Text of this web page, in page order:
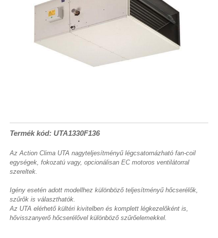
Termék kód: UTA1330F136
Az Action Clima UTA nagyteljesítményű légcsatornázható fan-coil
egységek, fokozatú vagy, opcionálisan EC motoros ventilátorral
szereltek.
Igény esetén adott modellhez különböző teljesítményű hőcserélők,
szűrők is választhatók.
Az UTA elérhető kültéri kivitelben és komplett légkezelőként is,
hővisszanyerő hőcserélővel különböző szűrőelemekkel.